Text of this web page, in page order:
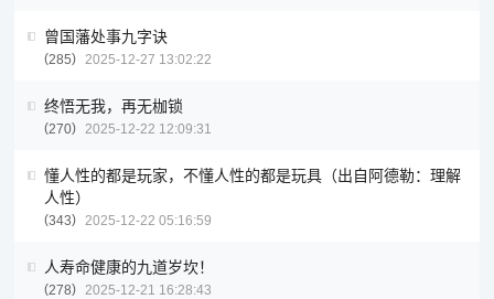
曾国藩处事九字诀
285 2025-12-27 13:02:22
终悟无我，再无枷锁
270 2025-12-22 12:09:31
懂人性的都是玩家，不懂人性的都是玩具（出自阿德勒：理解
人性）
343 2025-12-22 05:16:59
人寿命健康的九道岁坎！
278 2025-12-21 16:28:43